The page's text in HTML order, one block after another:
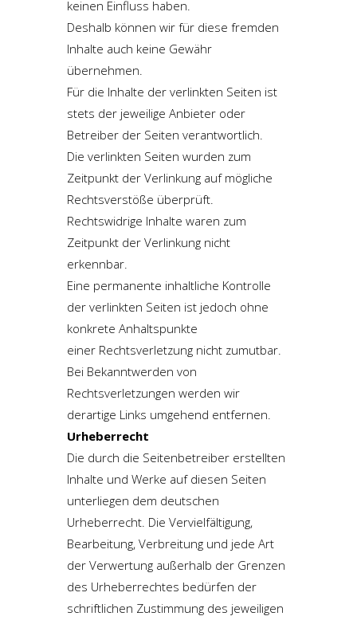
keinen Einfluss haben.
Deshalb können wir für diese fremden
Inhalte auch keine Gewähr
übernehmen.
Für die Inhalte der verlinkten Seiten ist
stets der jeweilige Anbieter oder
Betreiber der Seiten verantwortlich.
Die verlinkten Seiten wurden zum
Zeitpunkt der Verlinkung auf mögliche
Rechtsverstöße überprüft.
Rechtswidrige Inhalte waren zum
Zeitpunkt der Verlinkung nicht
erkennbar.
Eine permanente inhaltliche Kontrolle
der verlinkten Seiten ist jedoch ohne
konkrete Anhaltspunkte
einer Rechtsverletzung nicht zumutbar.
Bei Bekanntwerden von
Rechtsverletzungen werden wir
derartige Links umgehend entfernen.
Urheberrecht
Die durch die Seitenbetreiber erstellten
Inhalte und Werke auf diesen Seiten
unterliegen dem deutschen
Urheberrecht. Die Vervielfältigung,
Bearbeitung, Verbreitung und jede Art
der Verwertung außerhalb der Grenzen
des Urheberrechtes bedürfen der
schriftlichen Zustimmung des jeweiligen